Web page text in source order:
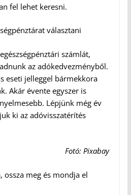
fel lehet keresni.
választani
számlát,
az adókedvezményből.
eseti jelleggel bármekkora
Akár évente egyszer is
Lépjünk még év
ki az adóvisszatérítés
Fotó: Pixabay
ossza meg és mondja el